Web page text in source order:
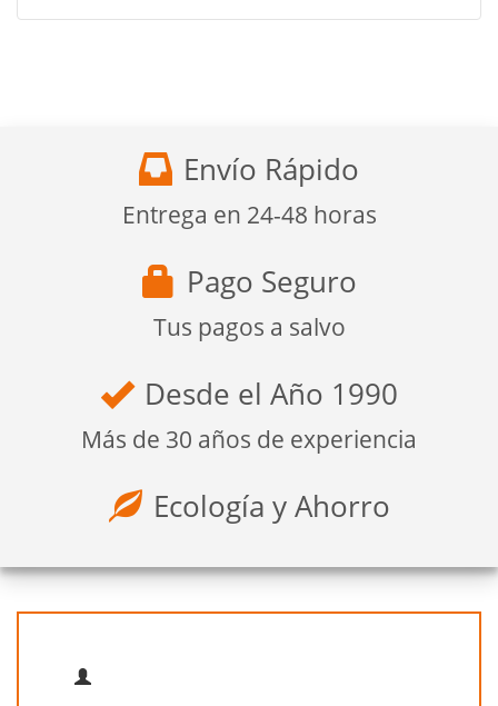
Envío Rápido
Entrega en 24-48 horas
Pago Seguro
Tus pagos a salvo
Desde el Año 1990
Más de 30 años de experiencia
Ecología y Ahorro